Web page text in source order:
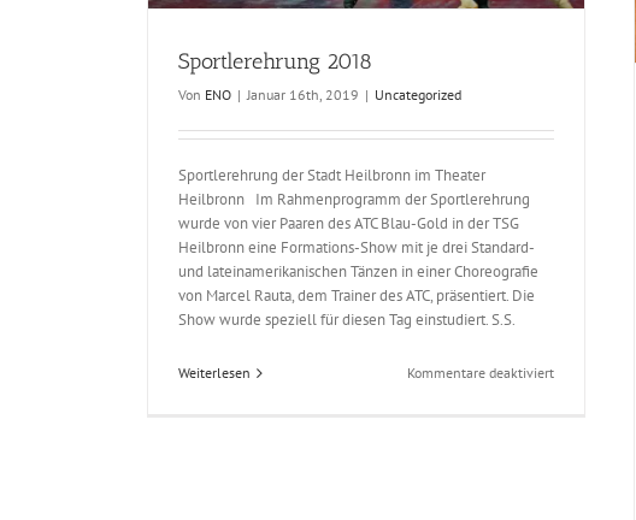
Sportlerehrung 2018
Uncategorized
Sportlerehrung 2018
Von ENO | Januar 16th, 2019 | Uncategorized
Sportlerehrung der Stadt Heilbronn im Theater
Heilbronn Im Rahmenprogramm der Sportlerehrung
wurde von vier Paaren des ATC Blau-Gold in der TSG
Heilbronn eine Formations-Show mit je drei Standard-
und lateinamerikanischen Tänzen in einer Choreografie
von Marcel Rauta, dem Trainer des ATC, präsentiert. Die
Show wurde speziell für diesen Tag einstudiert. S.S.
Weiterlesen Kommentare deaktiviertfür